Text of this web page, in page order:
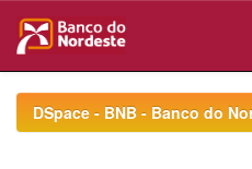
navigationDSpace - BNB - Banco do